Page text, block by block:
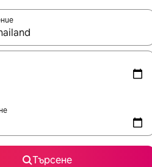
се покажат,
Търсене